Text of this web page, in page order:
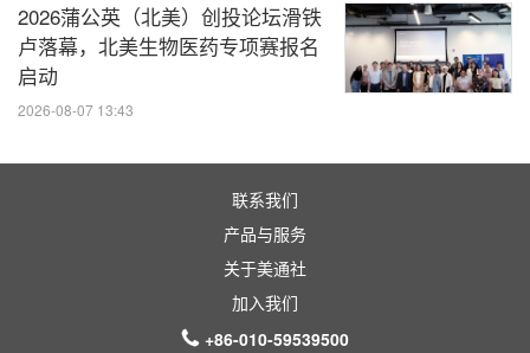
与爱尔兰企业携手创新
消息来源：Enterprise Ireland
医药健闻
2026蒲公英（北美）创投论坛滑铁
卢落幕，北美生物医药专项赛报名
启动
2026-08-07 13:43
联系我们
产品与服务
关于美通社
加入我们
+86-010-59539500